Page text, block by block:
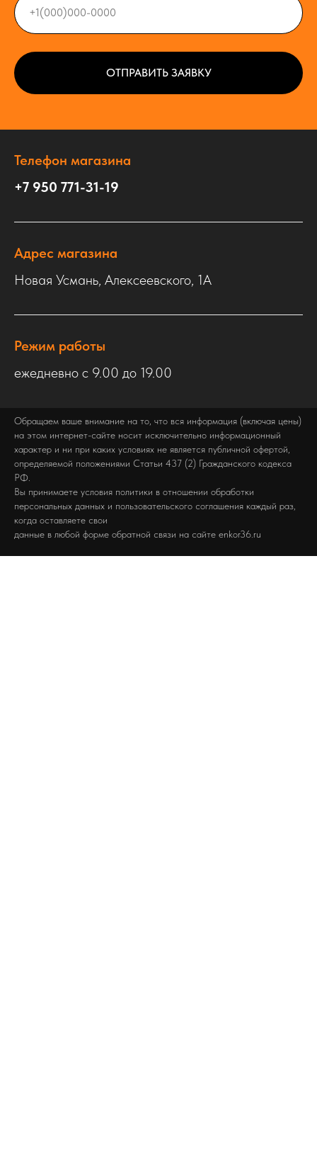
ОТПРАВИТЬ ЗАЯВКУ
Телефон магазина
+7 950 771-31-19
Адрес магазина
Новая Усмань, Алексеевского, 1А
Режим работы
ежедневно с 9.00 до 19.00
Обращаем ваше внимание на то, что вся информация (включая цены)
на этом интернет-сайте носит исключительно информационный
характер и ни при каких условиях не является публичной офертой,
определяемой положениями Статьи 437 (2) Гражданского кодекса
РФ.
Вы принимаете условия политики в отношении обработки
персональных данных и пользовательского соглашения каждый раз,
когда оставляете свои
данные в любой форме обратной связи на сайте enkor36.ru